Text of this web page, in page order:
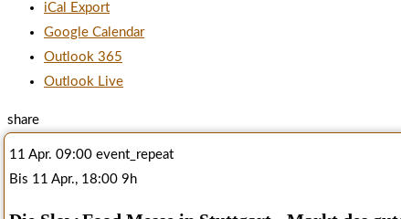
iCal Export
Google Calendar
Outlook 365
Outlook Live
share
11 Apr. 09:00 event_repeat
Bis 11 Apr., 18:00 9h